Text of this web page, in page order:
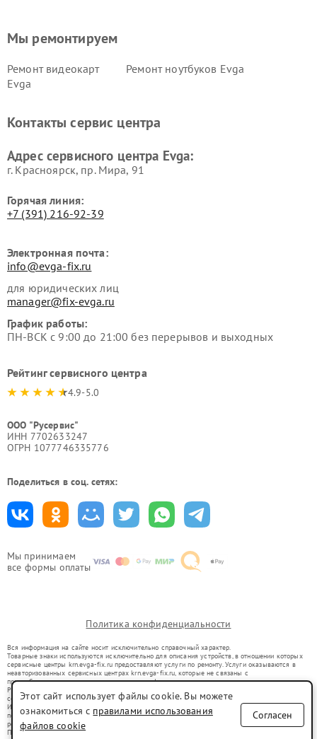
Мы принимаем
все формы оплаты
Мы ремонтируем
Ремонт видеокарт
Evga
Ремонт ноутбуков Evga
Контакты сервис центра
Адрес сервисного центра Evga:
г. Красноярск, ​пр. Мира, 91
Горячая линия:
+7 (391) 216-92-39
Электронная почта:
info@evga-fix.ru
для юридических лиц
manager@fix-evga.ru
График работы:
ПН-ВСК с 9:00 до 21:00 без перерывов и выходных
Рейтинг сервисного центра
4.9-5.0
ООО "Русервис"
ИНН 7702633247
ОГРН 1077746335776
Поделиться в соц. сетях:
Политика конфиденциальности
Вся информация на сайте носит исключительно справочный характер.
Товарные знаки используются исключительно для описания устройств, в отношении которых
сервисные центры krn.evga-fix.ru предоставляют услуги по ремонту. Услуги оказываются в
неавторизованных сервисных центрах krn.evga-fix.ru, которые не связаны с
правообладателями товарных знаков или их официальными представителями.
Ремонт осуществляется для устройств, уже введенных в гражданский оборот в соответствии
со статьей 1487 ГК РФ.
Использование товарных знаков не преследует цели индивидуализации услуг или введения
потребителей в заблуждение, а служит для информирования о предоставляемых услугах по
ремонту техники указанных брендов.
Представленная на сайте информация не является публичной офертой, определяемой
Этот сайт использует файлы cookie. Вы можете
ознакомиться с правилами использования
файлов cookie
Согласен